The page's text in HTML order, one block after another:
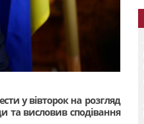
у вівторок на розгляд
та висловив сподівання